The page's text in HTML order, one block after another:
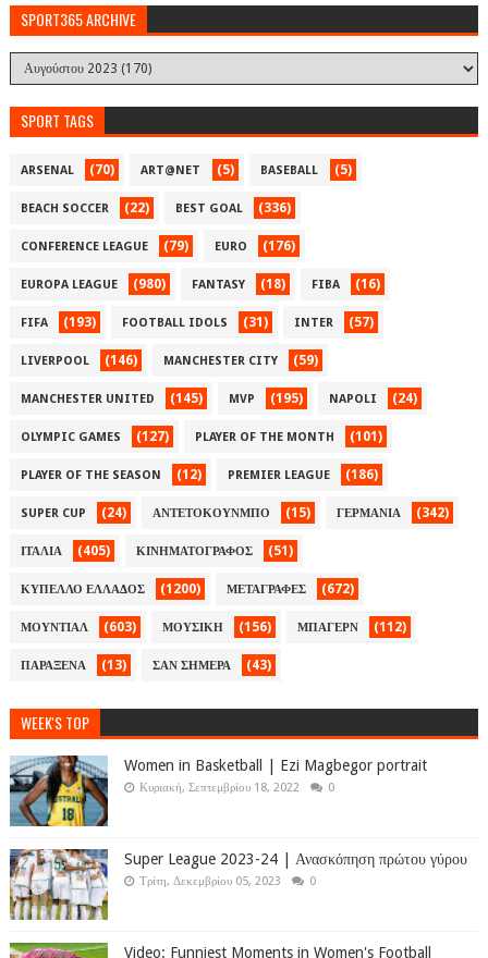
SPORT365 ARCHIVE
SPORT TAGS
ARSENAL (70) ART@NET (5) BASEBALL (5)
BEACH SOCCER (22) BEST GOAL (336)
CONFERENCE LEAGUE (79) EURO (176)
EUROPA LEAGUE (980) FANTASY (18) FIBA (16)
FIFA (193) FOOTBALL IDOLS (31) INTER (57)
LIVERPOOL (146) MANCHESTER CITY (59)
MANCHESTER UNITED (145) MVP (195) NAPOLI (24)
OLYMPIC GAMES (127) PLAYER OF THE MONTH (101)
PLAYER OF THE SEASON (12) PREMIER LEAGUE (186)
SUPER CUP (24) ΑΝΤΕΤΟΚΟΥΝΜΠΟ (15) ΓΕΡΜΑΝΙΑ (342)
ΙΤΑΛΙΑ (405) ΚΙΝΗΜΑΤΟΓΡΑΦΟΣ (51)
ΚΥΠΕΛΛΟ ΕΛΛΑΔΟΣ (1200) ΜΕΤΑΓΡΑΦΕΣ (672)
ΜΟΥΝΤΙΑΛ (603) ΜΟΥΣΙΚΗ (156) ΜΠΑΓΕΡΝ (112)
ΠΑΡΑΞΕΝΑ (13) ΣΑΝ ΣΗΜΕΡΑ (43)
WEEK'S TOP
Women in Basketball | Ezi Magbegor portrait
Κυριακή, Σεπτεμβρίου 18, 2022 0
Super League 2023-24 | Ανασκόπηση πρώτου γύρου
Τρίτη, Δεκεμβρίου 05, 2023 0
Video: Funniest Moments in Women's Football